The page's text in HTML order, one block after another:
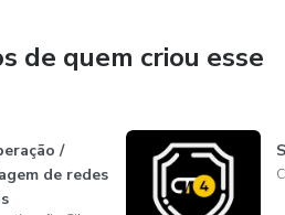
de quem criou esse
/
de redes